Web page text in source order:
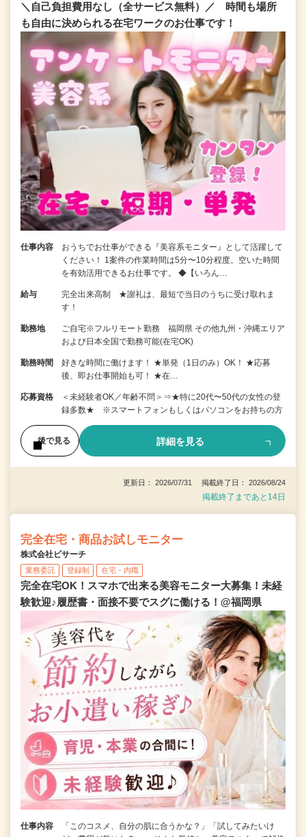
＼自己負担費用なし（全サービス無料）／ 時間も場所
も自由に決められる在宅ワークのお仕事です！
仕事内容
おうちでお仕事ができる『美容系モニター』として活躍して
ください！ 1案件の作業時間は5分〜10分程度。空いた時間
を有効活用できるお仕事です。 ◆【いろん…
給与
完全出来高制 ★謝礼は、最短で当日のうちに受け取れま
す！
勤務地
ご自宅※フルリモート勤務 福岡県 その他九州・沖縄エリア
および日本全国で勤務可能(在宅OK)
勤務時間
好きな時間に働けます！ ★単発（1日のみ）OK！ ★応募
後、即お仕事開始も可！ ★在…
応募資格
＜未経験者OK／年齢不問＞⇒★特に20代〜50代の女性の登
録多数★ ※スマートフォンもしくはパソコンをお持ちの方
後で見る 詳細を見る
更新日： 2026/07/31 掲載終了日： 2026/08/24
掲載終了まであと14日
完全在宅・商品お試しモニター
株式会社ビサーチ
業務委託 登録制 在宅・内職
完全在宅OK！スマホで出来る美容モニター大募集！未経
験歓迎♪履歴書・面接不要でスグに働ける！@福岡県
仕事内容
「このコスメ、自分の肌に合うかな？」「試してみたいけ